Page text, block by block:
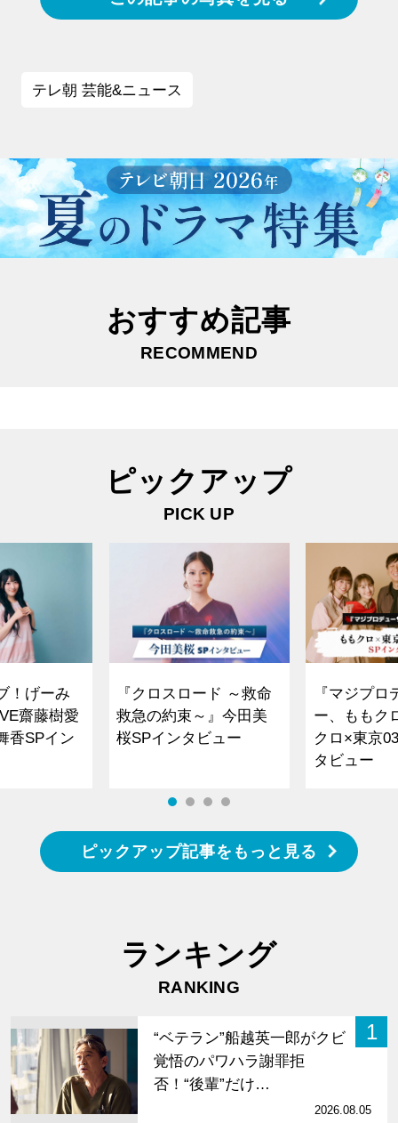
テレ朝 芸能&ニュース
おすすめ記事
RECOMMEND
ピックアップ
PICK UP
！げーみ
齋藤樹愛
香SPイン
『クロスロード ～救命
救急の約束～』今田美
桜SPインタビュー
『マジプロ
ー、ももク
クロ×東京
タビュー
ピックアップ記事をもっと見る
ランキング
RANKING
1
“ベテラン”船越英一郎がクビ
覚悟のパワハラ謝罪拒
否！“後輩”だけ…
2026.08.05